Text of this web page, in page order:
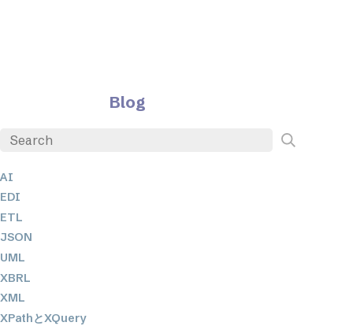
Blog
AI
EDI
ETL
JSON
UML
XBRL
XML
XPathとXQuery